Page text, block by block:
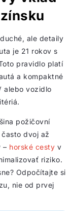
ale detaily
je 21 rokov s
pravidlo platí
a kompaktné
alebo vozidlo
požičovní
dvoj až
– horské cesty v
riziko.
Odpočítajte si
nie od prvej